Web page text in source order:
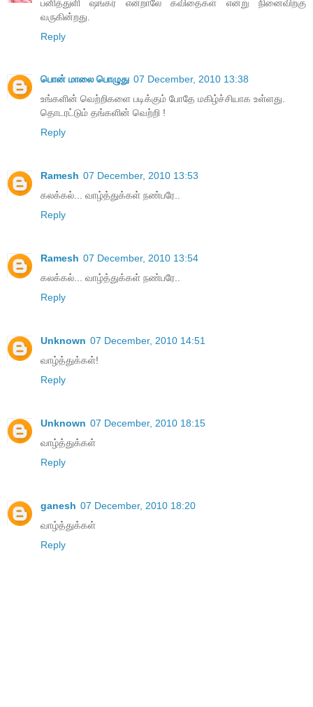
பனித்துளி ஷங்கர் என்றாலே கவிதைகள் என்று நினைவிற்கு
வருகின்றது.
Reply
பொன் மாலை பொழுது 07 December, 2010 13:38
உங்களின் வெற்றிகளை படிக்கும் போதே மகிழ்ச்சியாக உள்ளது.
தொடரட்டும் தங்களின் வெற்றி !
Reply
Ramesh 07 December, 2010 13:53
கலக்கல்... வாழ்த்துக்கள் நண்பரே..
Reply
Ramesh 07 December, 2010 13:54
கலக்கல்... வாழ்த்துக்கள் நண்பரே..
Reply
Unknown 07 December, 2010 14:51
வாழ்த்துக்கள்!
Reply
Unknown 07 December, 2010 18:15
வாழ்த்துக்கள்
Reply
ganesh 07 December, 2010 18:20
வாழ்த்துக்கள்
Reply